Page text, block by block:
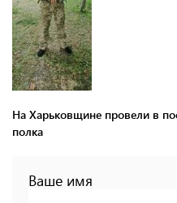
На Харьковщине провели в
полка
Ваше имя